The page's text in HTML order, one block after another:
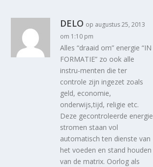
DELO op augustus 25, 2013
om 1:10 pm
Alles “draaid om” energie “IN
FORMATIE” zo ook alle
instru-menten die ter
controle zijn ingezet zoals
geld, economie,
onderwijs,tijd, religie etc.
Deze gecontroleerde energie
stromen staan vol
automatisch ten dienste van
het voeden en stand houden
van de matrix. Oorlog als